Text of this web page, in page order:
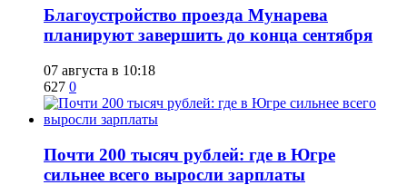
Благоустройство проезда Мунарева
планируют завершить до конца сентября
07 августа в 10:18
627 0
​Почти 200 тысяч рублей: где в Югре
сильнее всего выросли зарплаты